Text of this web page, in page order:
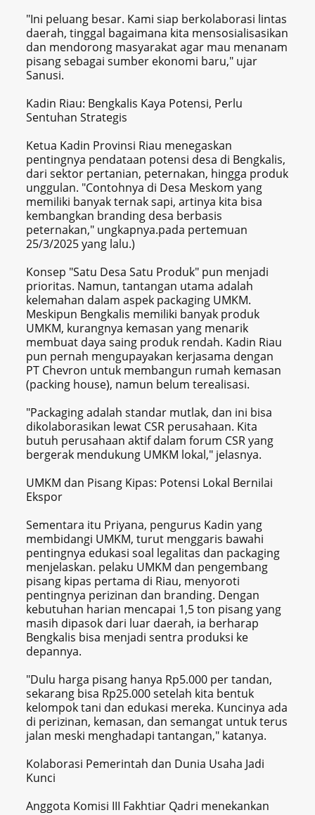
"Ini peluang besar. Kami siap berkolaborasi lintas
daerah, tinggal bagaimana kita mensosialisasikan
dan mendorong masyarakat agar mau menanam
pisang sebagai sumber ekonomi baru," ujar
Sanusi.
Kadin Riau: Bengkalis Kaya Potensi, Perlu
Sentuhan Strategis
Ketua Kadin Provinsi Riau menegaskan
pentingnya pendataan potensi desa di Bengkalis,
dari sektor pertanian, peternakan, hingga produk
unggulan. "Contohnya di Desa Meskom yang
memiliki banyak ternak sapi, artinya kita bisa
kembangkan branding desa berbasis
peternakan," ungkapnya.pada pertemuan
25/3/2025 yang lalu.)
Konsep "Satu Desa Satu Produk" pun menjadi
prioritas. Namun, tantangan utama adalah
kelemahan dalam aspek packaging UMKM.
Meskipun Bengkalis memiliki banyak produk
UMKM, kurangnya kemasan yang menarik
membuat daya saing produk rendah. Kadin Riau
pun pernah mengupayakan kerjasama dengan
PT Chevron untuk membangun rumah kemasan
(packing house), namun belum terealisasi.
"Packaging adalah standar mutlak, dan ini bisa
dikolaborasikan lewat CSR perusahaan. Kita
butuh perusahaan aktif dalam forum CSR yang
bergerak mendukung UMKM lokal," jelasnya.
UMKM dan Pisang Kipas: Potensi Lokal Bernilai
Ekspor
Sementara itu Priyana, pengurus Kadin yang
membidangi UMKM, turut menggaris bawahi
pentingnya edukasi soal legalitas dan packaging
menjelaskan. pelaku UMKM dan pengembang
pisang kipas pertama di Riau, menyoroti
pentingnya perizinan dan branding. Dengan
kebutuhan harian mencapai 1,5 ton pisang yang
masih dipasok dari luar daerah, ia berharap
Bengkalis bisa menjadi sentra produksi ke
depannya.
"Dulu harga pisang hanya Rp5.000 per tandan,
sekarang bisa Rp25.000 setelah kita bentuk
kelompok tani dan edukasi mereka. Kuncinya ada
di perizinan, kemasan, dan semangat untuk terus
jalan meski menghadapi tantangan," katanya.
Kolaborasi Pemerintah dan Dunia Usaha Jadi
Kunci
Anggota Komisi III Fakhtiar Qadri menekankan